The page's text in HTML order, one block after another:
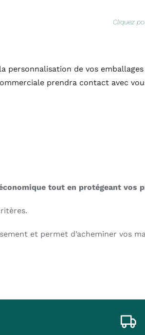
Cliquez
personnalisation de vos emballages
prendra contact avec
tout en protégeant vos
et permet d’acheminer vos